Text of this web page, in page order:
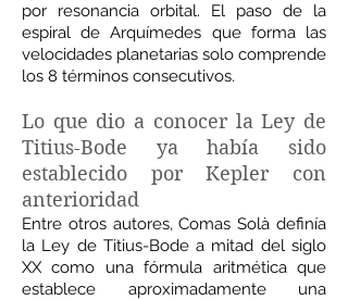
por resonancia orbital. El paso de la
espiral de Arquímedes que forma las
velocidades planetarias solo comprende
los 8 términos consecutivos.
Lo que dio a conocer la Ley de
Titius-Bode ya había sido
establecido por Kepler con
anterioridad
Entre otros autores, Comas Solà definía
la Ley de Titius-Bode a mitad del siglo
XX como una fórmula aritmética que
establece aproximadamente una